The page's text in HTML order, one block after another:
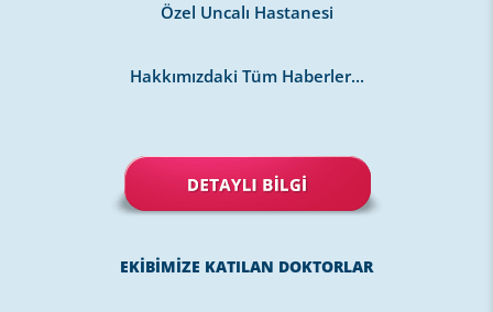
Özel Uncalı Hastanesi
Hakkımızdaki Tüm Haberler...
EKİBİMİZE KATILAN DOKTORLAR